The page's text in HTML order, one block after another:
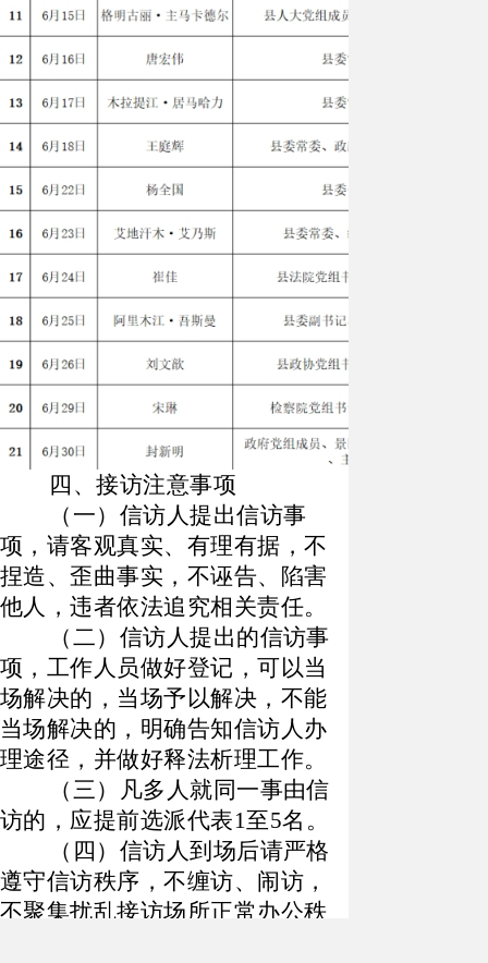
四、接访注意事项
（一）信访人提出信访事
项，请客观真实、有理有据，不
捏造、歪曲事实，不诬告、陷害
他人，违者依法追究相关责任。
（二）信访人提出的信访事
项，工作人员做好登记，可以当
场解决的，当场予以解决，不能
当场解决的，明确告知信访人办
理途径，并做好释法析理工作。
（三）凡多人就同一事由信
访的，应提前选派代表1至5名。
（四）信访人到场后请严格
遵守信访秩序，不缠访、闹访，
不聚集扰乱接访场所正常办公秩